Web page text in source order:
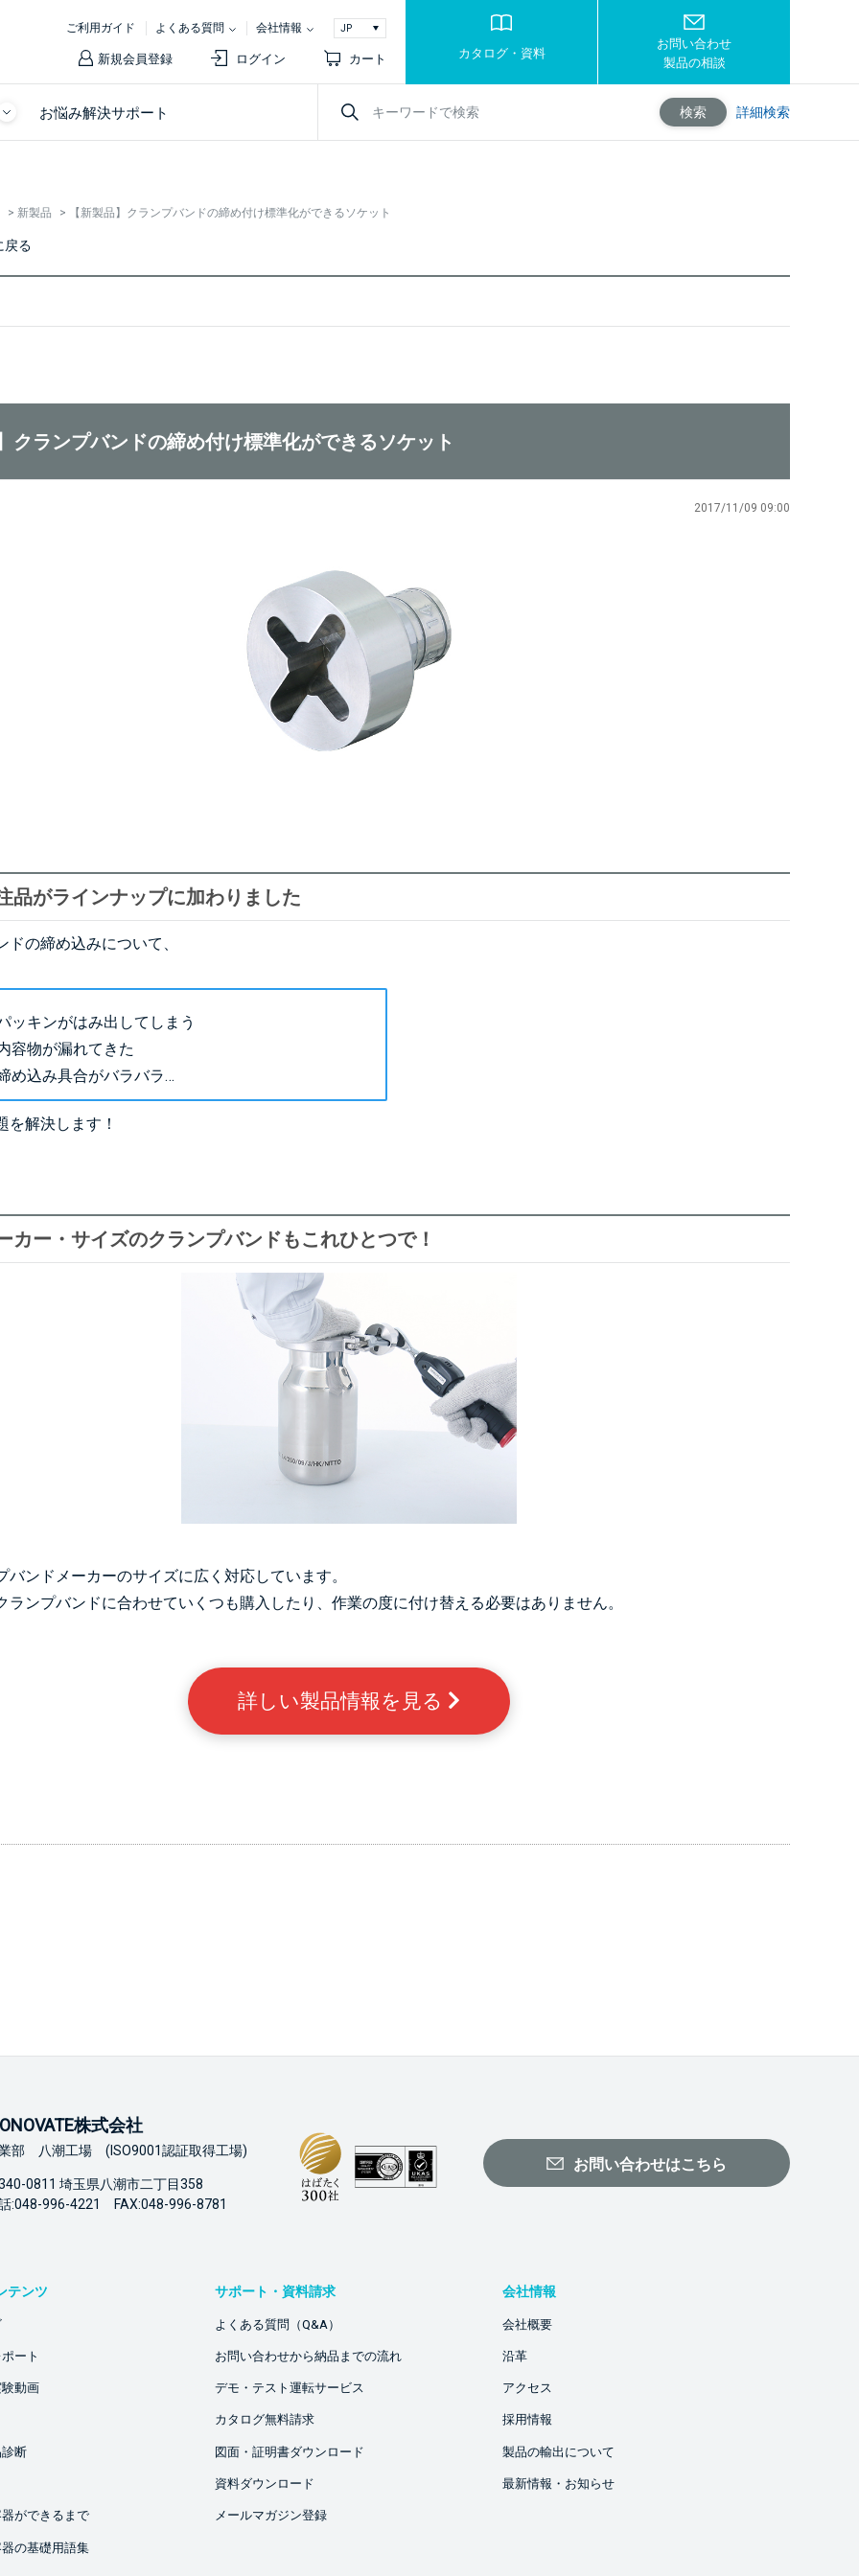
ご利用ガイド よくある質問 会社情報
新規会員登録 ログイン カート カタログ・資料
お問い合わせ
製品の相談
お悩み解決サポート 検索 詳細検索
> 新製品 > 【新製品】クランプバンドの締め付け標準化ができるソケット
戻る
クランプバンドの締め付け標準化ができるソケット
2017/11/09 09:00
品がラインナップに加わりました
ドの締め込みについて、
ッキンがはみ出してしまう
容物が漏れてきた
め込み具合がバラバラ…
を解決します！
カー・サイズのクランプバンドもこれひとつで！
バンドメーカーのサイズに広く対応しています。
ランプバンドに合わせていくつも購入したり、作業の度に付け替える必要はありません。
詳しい製品情報を見る
株式会社
部 八潮工場 (ISO9001認証取得工場)
0811 埼玉県八潮市二丁目358
:048-996-4221 FAX:048-996-8781
お問い合わせはこちら
テンツ
ート
動画
断
ができるまで
の基礎用語集
サポート・資料請求
よくある質問（Q&A）
お問い合わせから納品までの流れ
デモ・テスト運転サービス
カタログ無料請求
図面・証明書ダウンロード
資料ダウンロード
メールマガジン登録
会社情報
会社概要
沿革
アクセス
採用情報
製品の輸出について
最新情報・お知らせ